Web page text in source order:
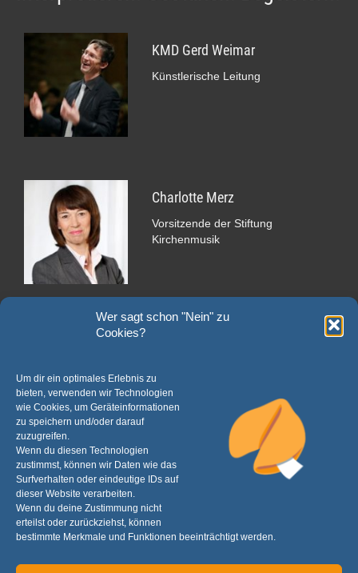
Wer sagt schon "Nein" zu
Cookies?
Um dir ein optimales Erlebnis zu
bieten, verwenden wir Technologien
wie Cookies, um Geräteinformationen
zu speichern und/oder darauf
zuzugreifen.
Wenn du diesen Technologien
zustimmst, können wir Daten wie das
Surfverhalten oder eindeutige IDs auf
dieser Website verarbeiten.
Wenn du deine Zustimmung nicht
erteilst oder zurückziehst, können
bestimmte Merkmale und Funktionen beeinträchtigt werden.
KMD Gerd Weimar
Künstlerische Leitung
Charlotte Merz
Vorsitzende der Stiftung
Kirchenmusik
Bankverbindung
IBAN DE06 3506 0190 0005 0050 00
Verwendungszweck:
"Spende Stiftung Kirchenmusik im Sauerland" oder
"Zustiftung Stiftung Kirchenmusik im Sauerland"
Wenn Sie eine Spendenquittung erhalten möchten, notieren Sie bitte im
Verwendungszweck zusätzlich Ihren Namen sowie Ihre Adresse.
Auf der Hude 6, 59823 Arnsberg
info@stiftungkirchenmusik.de